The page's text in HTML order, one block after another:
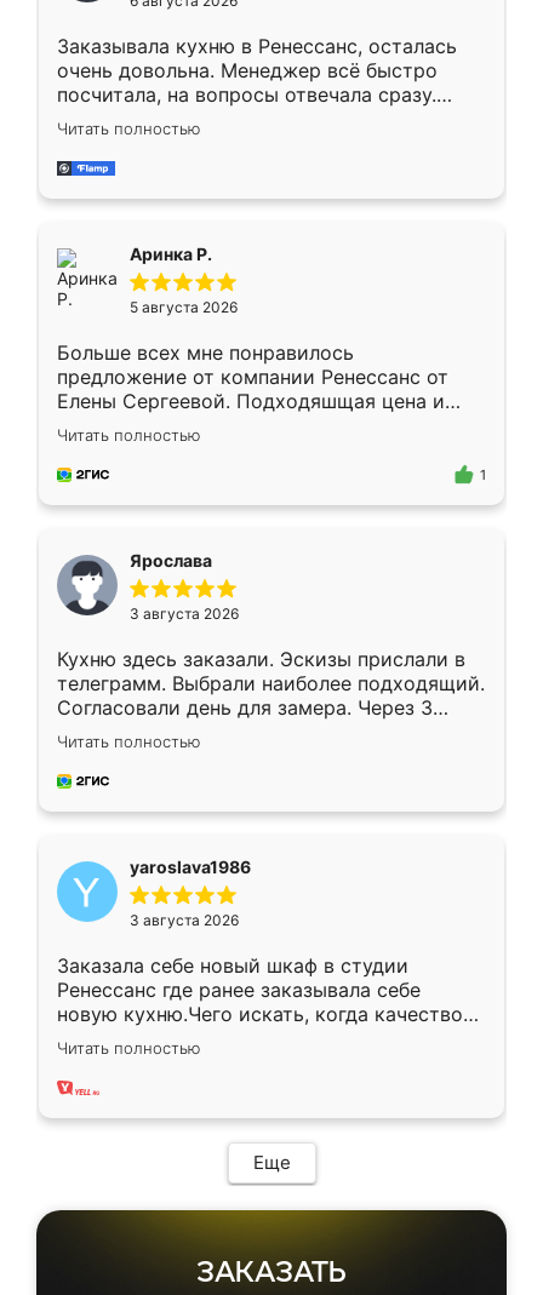
мебели буду заказывать только здесь.
Заказывала кухню в Ренессанс, осталась
очень довольна. Менеджер всё быстро
посчитала, на вопросы отвечала сразу.
Замерщик приехал в субботу, подошёл к
делу со всей ответственностью. Собрали
за день, ребята работали аккуратно, даже
Читать полностью
Аринка Р.
5 августа 2026
Больше всех мне понравилось
предложение от компании Ренессанс от
Елены Сергеевой. Подходяшщая цена и
короткие сроки изготовления. Приехавший
для замера сотрудник Владислав
предложил по моему эскизу самый
Читать полностью
1
Ярослава
3 августа 2026
Кухню здесь заказали. Эскизы прислали в
телеграмм. Выбрали наиболее подходящий.
Согласовали день для замера. Через 3
недели кухня была уже готова. Остались
довольны работой. Спасибо Ренессанс
мебель за качественную работу!
Читать полностью
yaroslava1986
3 августа 2026
Заказала себе новый шкаф в студии
Ренессанс где ранее заказывала себе
новую кухню.Чего искать, когда качеством
вполне довольна. Служит кухня уже почти
два года, нареканий нет.
Читать полностью
Еще
ЗАКАЗАТЬ